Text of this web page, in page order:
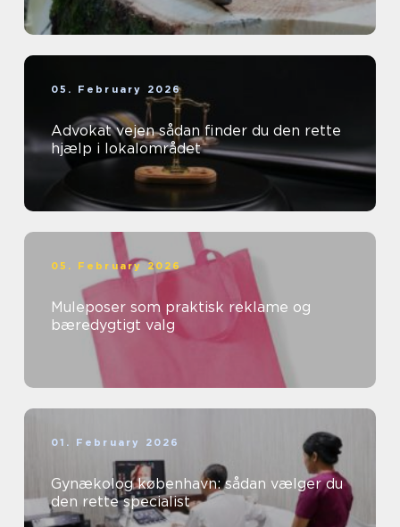
05. February 2026
Advokat vejen sådan finder du den rette
hjælp i lokalområdet
05. February 2026
Muleposer som praktisk reklame og
bæredygtigt valg
01. February 2026
Gynækolog københavn: sådan vælger du
den rette specialist